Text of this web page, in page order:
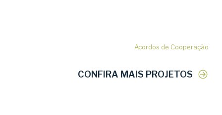
CONFIRA MAIS PROJETOS
Acordos de Cooperação